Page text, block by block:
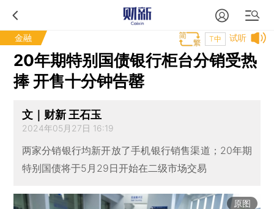
金融 试听
T中
20年期特别国债银行柜台分销受热
捧 开售十分钟告罄
文｜财新 王石玉
2024年05月27日 16:19
两家分销银行均新开放了手机银行销售渠道；20年期
特别国债将于5月29日开始在二级市场交易
原图